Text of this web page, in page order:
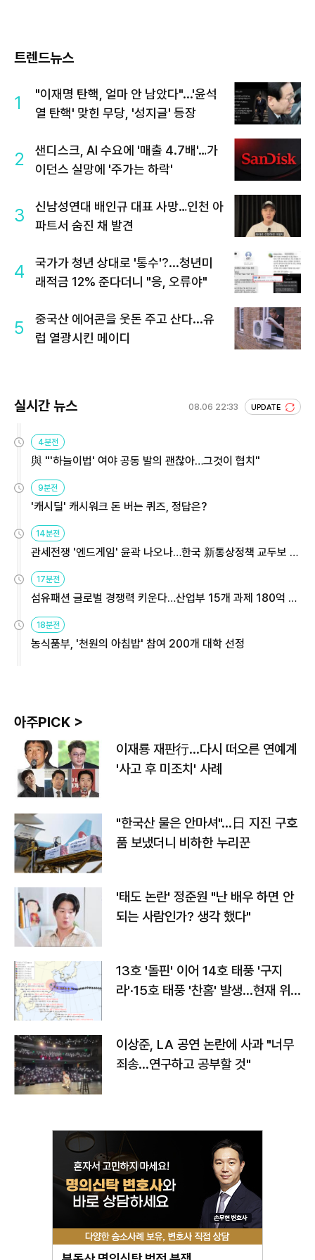
트렌드뉴스
1
"이재명 탄핵, 얼마 안 남았다"...'윤석
열 탄핵' 맞힌 무당, '성지글' 등장
2
샌디스크, AI 수요에 '매출 4.7배'…가
이던스 실망에 '주가는 하락'
3
신남성연대 배인규 대표 사망…인천 아
파트서 숨진 채 발견
4
국가가 청년 상대로 '통수'?...청년미
래적금 12% 준다더니 "응, 오류야"
5
중국산 에어콘을 웃돈 주고 산다...유
럽 열광시킨 메이디
실시간 뉴스 08.06 22:33 UPDATE
4분전
與 "'하늘이법' 여야 공동 발의 괜찮아…그것이 협치"
9분전
'캐시딜' 캐시워크 돈 버는 퀴즈, 정답은?
14분전
관세전쟁 '엔드게임' 윤곽 나오나…한국 新통상정책 교두보 활
17분전
섬유패션 글로벌 경쟁력 키운다…산업부 15개 과제 180억 지
18분전
농식품부, '천원의 아침밥' 참여 200개 대학 선정
아주PICK >
이재룡 재판行…다시 떠오른 연예계
'사고 후 미조치' 사례
"한국산 물은 안마셔"…日 지진 구호
품 보냈더니 비하한 누리꾼
'태도 논란' 정준원 "난 배우 하면 안
되는 사람인가? 생각 했다"
13호 '돌핀' 이어 14호 태풍 '구지
라'·15호 태풍 '찬홈' 발생…현재 위
이상준, LA 공연 논란에 사과 "너무
죄송…연구하고 공부할 것"